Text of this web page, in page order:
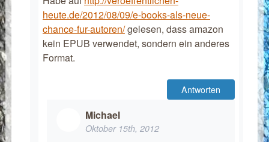
heute.de/2012/08/09/e-books-als-neue-
chance-fur-autoren/gelesen, dass amazon
kein EPUB verwendet, sondern ein anderes
Format.
Antworten
Michael
Oktober 15th, 2012